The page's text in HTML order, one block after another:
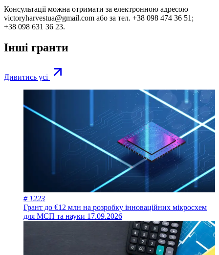
Консультації можна отримати за електронною адресою
victoryharvestua@gmail.com або за тел. +38 098 474 36 51;
+38 098 631 36 23.
Інші гранти
Дивитись усі
# 1223
Грант до €12 млн на розробку інноваційних мікросхем
для МСП та науки 17.09.2026